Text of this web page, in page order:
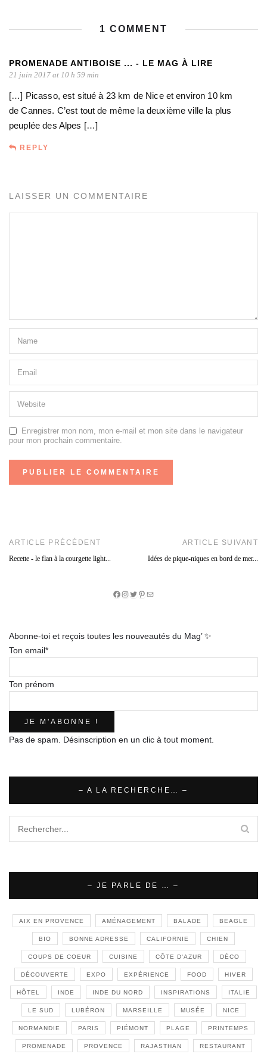
1 COMMENT
PROMENADE ANTIBOISE ... - LE MAG À LIRE
21 juin 2017 at 10 h 59 min
[…] Picasso, est situé à 23 km de Nice et environ 10 km
de Cannes. C’est tout de même la deuxième ville la plus
peuplée des Alpes […]
REPLY
LAISSER UN COMMENTAIRE
Enregistrer mon nom, mon e-mail et mon site dans le navigateur
pour mon prochain commentaire.
ARTICLE PRÉCÉDENT
Recette - le flan à la courgette light...
ARTICLE SUIVANT
Idées de pique-niques en bord de mer...
Facebook
Instagram
Twitter
Pinterest
E-
Abonne-toi et reçois toutes les nouveautés du Mag’ ✨
Ton email*
Ton prénom
Pas de spam. Désinscription en un clic à tout moment.
– A LA RECHERCHE… –
– JE PARLE DE … –
AIX EN PROVENCE AMÉNAGEMENT BALADE BEAGLE
BIO BONNE ADRESSE CALIFORNIE CHIEN
COUPS DE COEUR CUISINE CÔTE D'AZUR DÉCO
DÉCOUVERTE EXPO EXPÉRIENCE FOOD HIVER
HÔTEL INDE INDE DU NORD INSPIRATIONS ITALIE
LE SUD LUBÉRON MARSEILLE MUSÉE NICE
NORMANDIE PARIS PIÉMONT PLAGE PRINTEMPS
PROMENADE PROVENCE RAJASTHAN RESTAURANT